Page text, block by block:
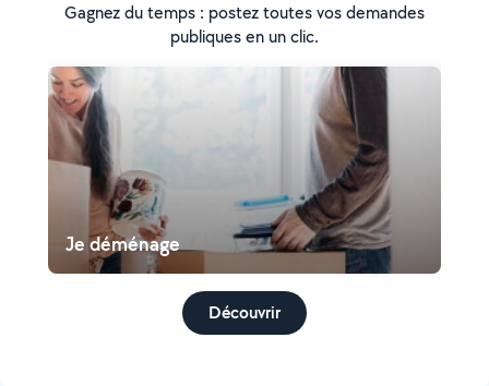
Gagnez du temps : postez toutes vos demandes
publiques en un clic.
Je déménage
Découvrir